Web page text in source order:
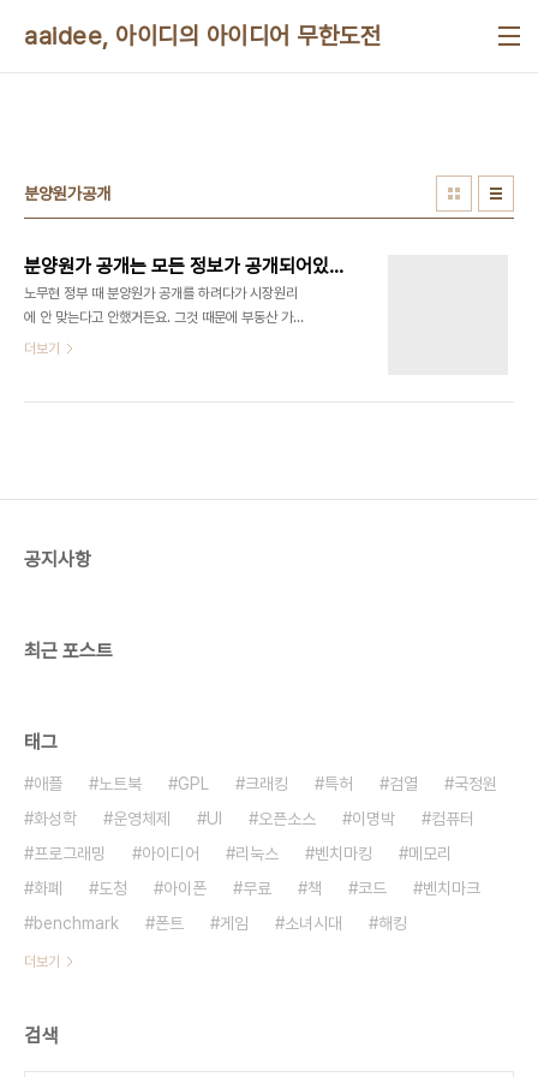
aaidee, 아이디의 아이디어 무한도전
분양원가공개
분양원가 공개는 모든 정보가 공개되어있는 완전경쟁시장과 비슷한 것인가?
노무현 정부 때 분양원가 공개를 하려다가 시장원리
에 안 맞는다고 안했거든요. 그것 때문에 부동산 가격
못 잡았습니다. 그런데 제가 알기로는 완전경쟁시장
큰 속박이 전제되어야 한다고 합니다. 그래서 자유란
더보기
공지사항
최근 포스트
태그
애플 노트북 GPL 크래킹 특허 검열
국정원
화성학
운영체제 UI 오픈소스 이명박
컴퓨터
프로그래밍
아이디어 리눅스 벤치마킹
메모리
화폐
도청 아이폰 무료 책 코드
벤치마크
benchmark
폰트 게임 소녀시대 해킹
더보기
검색